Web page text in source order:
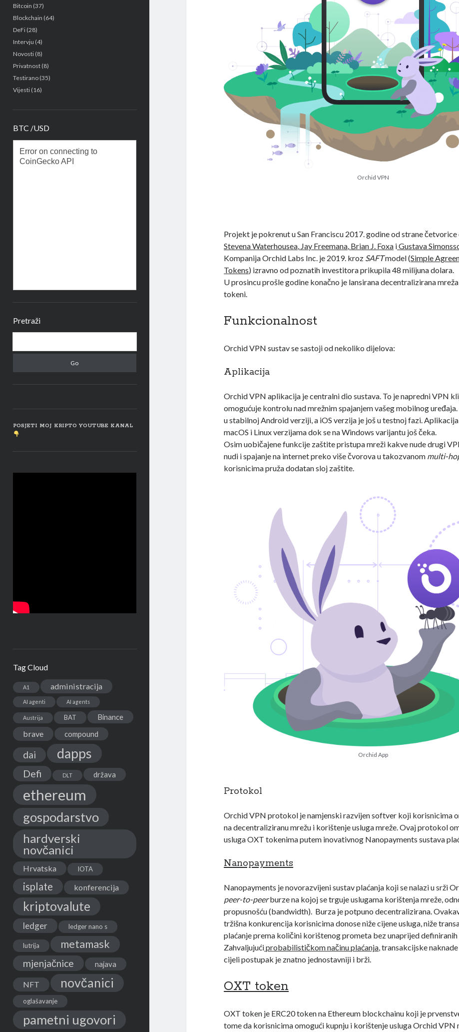
Bitcoin (37)
Blockchain (64)
DeFi(28)
Intervju (4)
Novosti(8)
Privatnost(8)
Testirano(35)
Vijesti(16)
BTC /USD
Pretraži
POSJETI MOJ KRIPTO YOUTUBE KANAL
Tag Cloud
A1 administracija
AI agenti AI agents
Austrija BAT Binance
brave compound
dai dapps
Defi DLT država
ethereum
gospodarstvo
hardverski
novčanici
Hrvatska IOTA
isplate konferencija
kriptovalute
ledger ledger nano s
lutrija metamask
mjenjačnice najava
NFT novčanici
oglašavanje
pametni ugovori
Orchid VPN
Projekt je pokrenut u San Franciscu 2017. godine od strane četvorice
Stevena Waterhousea, Jay Freemana, Brian J. Foxa iGustava
Kompanija Orchid Labs Inc. je 2019. kroz SAFTmodel (Simple
Tokens) izravno od poznatih investitora prikupila 48 milijuna dolara.
U prosincu prošle godine konačno je lansirana decentralizirana
tokeni.
Funkcionalnost
Orchid VPN sustav se sastoji od nekoliko dijelova:
Aplikacija
Orchid VPN aplikacija je centralni dio sustava. To je napredni VPN
omogućuje kontrolu nad mrežnim spajanjem vašeg mobilnog
u stabilnoj Android verziji, a iOS verzija je još u testnoj fazi.
macOS i Linux verzijama dok se na Windows varijantu još čeka.
Osim uobičajene funkcije zaštite pristupa mreži kakve nude drugi
nudi i spajanje na internet preko više čvorova u takozvanom multi-
korisnicima pruža dodatan sloj zaštite.
Orchid App
Protokol
Orchid VPN protokol je namjenski razvijen softver koji korisnicima
na decentraliziranu mrežu i korištenje usluga mreže. Ovaj protokol
usluga OXT tokenima putem inovativnog Nanopayments sustava
Nanopayments
Nanopayments je novorazvijeni sustav plaćanja koji se nalazi u srži
peer-to-peerburze na kojoj se trguje uslugama korištenja mreže,
propusnošću (bandwidth). Burza je potpuno decentralizirana.
tržišna konkurencija korisnicima donose niže cijene usluga, niže
plaćanje prema količini korištenog prometa bez unaprijed
Zahvaljujućiprobabilističkom načinu plaćanja, transakcijske
cijeli postupak je znatno jednostavniji i brži.
OXT token
OXT token je ERC20 token na Ethereum blockchainu koji je
tome da korisnicima omogući kupnju i korištenje usluga Orchid VPN